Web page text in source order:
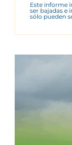
Este informe
ser bajadas e
sólo pueden